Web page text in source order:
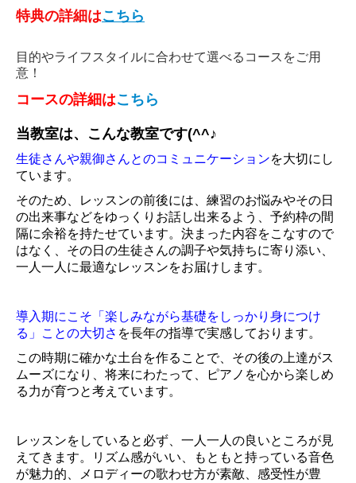
特典の詳細はこちら
目的やライフスタイルに合わせて選べるコースをご用
意！
コースの詳細はこちら
当教室は、こんな教室です(^^♪
生徒さんや親御さんとのコミュニケーションを大切にし
ています。
そのため、レッスンの前後には、練習のお悩みやその日
の出来事などをゆっくりお話し出来るよう、予約枠の間
隔に余裕を持たせています。決まった内容をこなすので
はなく、その日の生徒さんの調子や気持ちに寄り添い、
一人一人に最適なレッスンをお届けします。
導入期にこそ「楽しみながら基礎をしっかり身につけ
る」ことの大切さ を長年の指導で実感しております。
この時期に確かな土台を作ることで、その後の上達がス
ムーズになり、将来にわたって、ピアノを心から楽しめ
る力が育つと考えています。
レッスンをしていると必ず、一人一人の良いところが見
えてきます。リズム感がいい、もともと持っている音色
が魅力的、メロディーの歌わせ方が素敵、感受性が豊